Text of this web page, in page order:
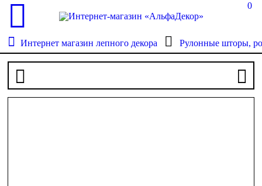
0
Интернет магазин лепного декора Рулонные шторы,